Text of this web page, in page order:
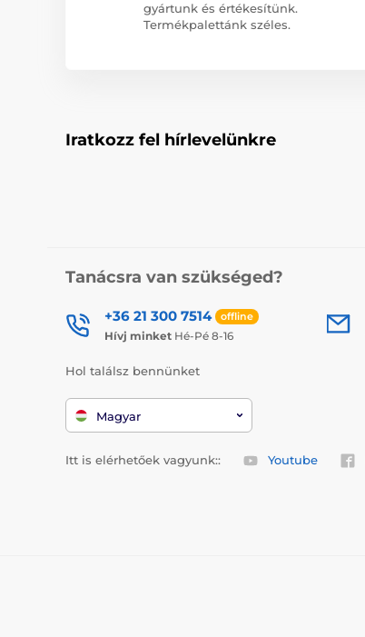
gyártunk és értékesítünk.
Termékpalettánk széles.
Iratkozz fel hírlevelünkre
Tanácsra van szükséged?
+36 21 300 7514 offline
Hívj minket Hé-Pé 8-16
Hol találsz bennünket
Magyar
Itt is elérhetőek vagyunk:: Youtube